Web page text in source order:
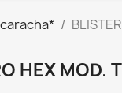
HEX MOD.